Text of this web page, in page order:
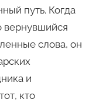
путь. Когда
вернувшийся
слова, он
и
кто